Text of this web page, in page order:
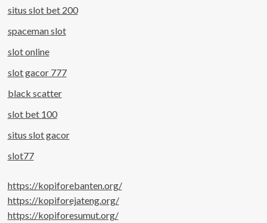
situs slot bet 200
spaceman slot
slot online
slot gacor 777
black scatter
slot bet 100
situs slot gacor
slot77
https://kopiforebanten.org/
https://kopiforejateng.org/
https://kopiforesumut.org/